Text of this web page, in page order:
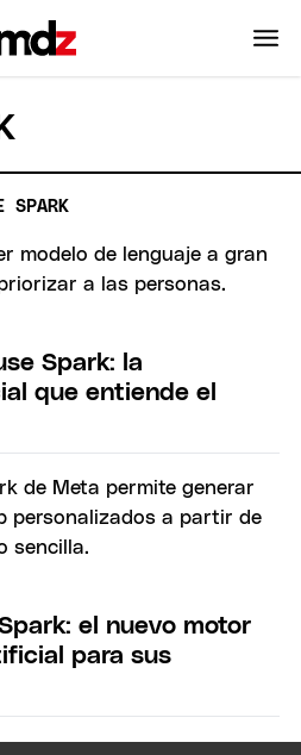
SPARK
Spark: la
que entiende el
el nuevo motor
para sus